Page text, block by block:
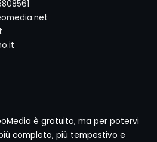
è gratuito, ma per potervi
completo, più tempestivo e